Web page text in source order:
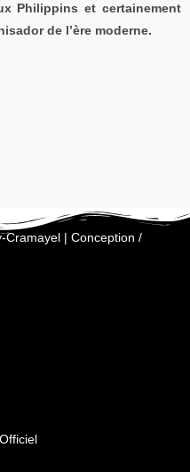
Philippins et certainement
de l’ère moderne.
Cramayel | Conception /